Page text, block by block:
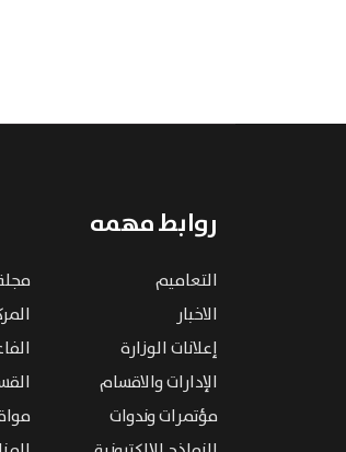
روابط مهمه
التعاميم
الاخبار
إعلانات الوزارة
الإدارات والاقسام
مؤتمرات وندوات